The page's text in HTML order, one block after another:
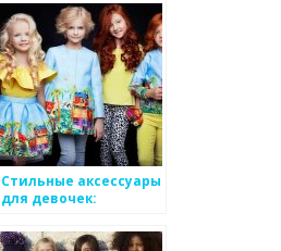
Стильные аксессуары
для девочек:
детали